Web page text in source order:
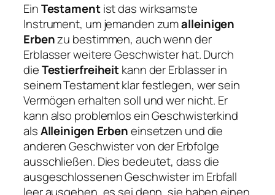
EinTestamentist das wirksamste
Instrument, um jemanden zumalleinigen
Erbenzu bestimmen, auch wenn der
Erblasser weitere Geschwister hat. Durch
dieTestierfreiheitkann der Erblasser in
seinem Testament klar festlegen, wer sein
Vermögen erhalten soll und wer nicht. Er
kann also problemlos ein Geschwisterkind
alsAlleinigen Erbeneinsetzen und die
anderen Geschwister von der Erbfolge
ausschließen. Dies bedeutet, dass die
ausgeschlossenen Geschwister im Erbfall